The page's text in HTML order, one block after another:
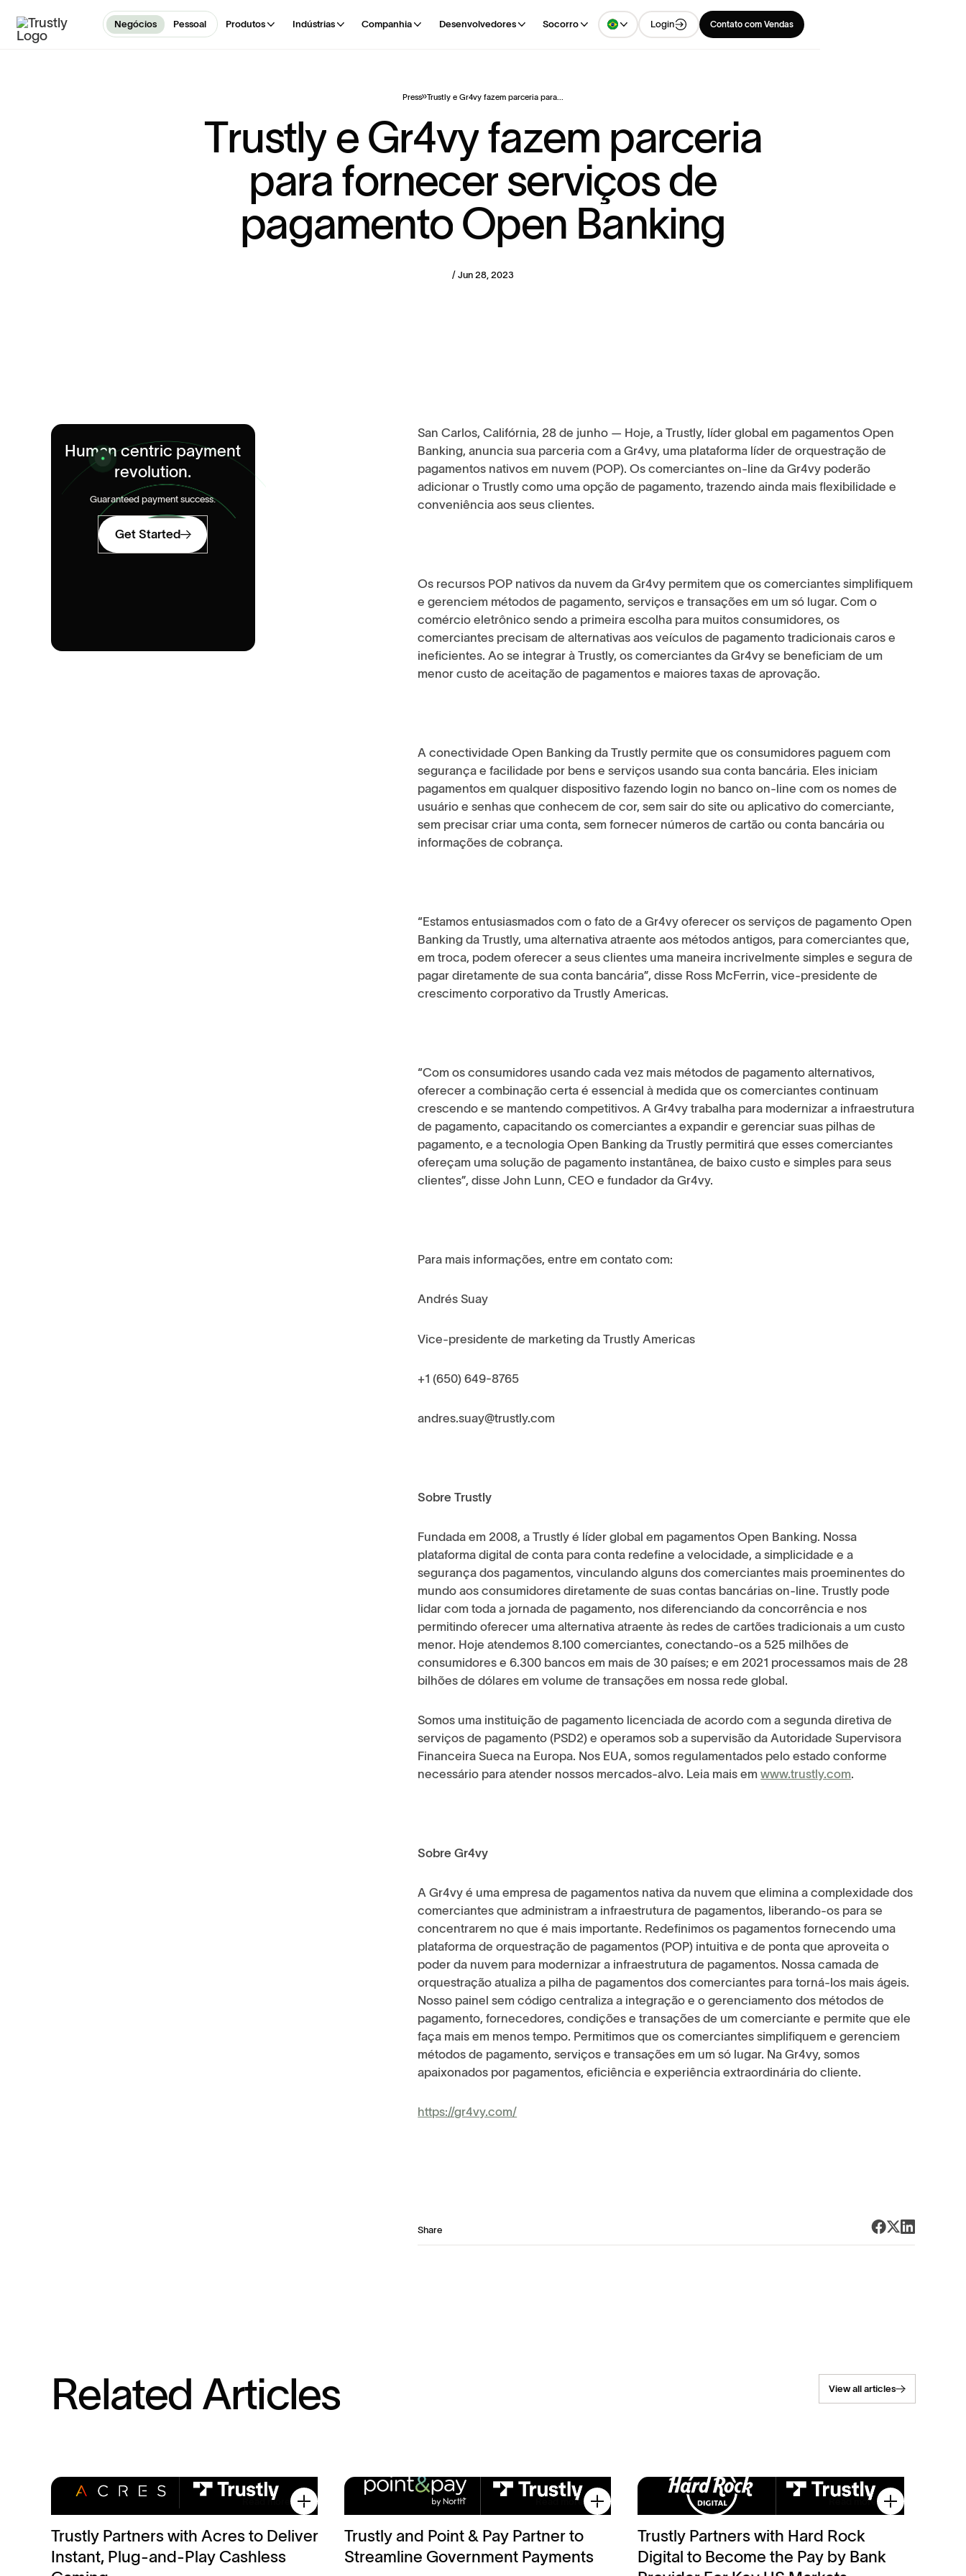
Negócios Pessoal Produtos Indústrias Companhia Desenvolvedores Socorro Login Contato com Vendas
Press Trustly e Gr4vy fazem parceria para...
Trustly e Gr4vyfazem parceria
para fornecer serviçosde
pagamento Open Banking
/ Jun 28, 2023
Human centric payment
revolution.
Guaranteed payment success.
Get Started
San Carlos, Califórnia, 28 de junho — Hoje, a Trustly, líder global em pagamentos Open
Banking, anuncia sua parceria com a Gr4vy, uma plataforma líder de orquestração de
pagamentos nativos em nuvem (POP). Os comerciantes on-line da Gr4vy poderão
adicionar o Trustly como uma opção de pagamento, trazendo ainda mais flexibilidade e
conveniência aos seus clientes.
Os recursos POP nativos da nuvem da Gr4vy permitem que os comerciantes simplifiquem
e gerenciem métodos de pagamento, serviços e transações em um só lugar. Com o
comércio eletrônico sendo a primeira escolha para muitos consumidores, os
comerciantes precisam de alternativas aos veículos de pagamento tradicionais caros e
ineficientes. Ao se integrar à Trustly, os comerciantes da Gr4vy se beneficiam de um
menor custo de aceitação de pagamentos e maiores taxas de aprovação.
A conectividade Open Banking da Trustly permite que os consumidores paguem com
segurança e facilidade por bens e serviços usando sua conta bancária. Eles iniciam
pagamentos em qualquer dispositivo fazendo login no banco on-line com os nomes de
usuário e senhas que conhecem de cor, sem sair do site ou aplicativo do comerciante,
sem precisar criar uma conta, sem fornecer números de cartão ou conta bancária ou
informações de cobrança.
“Estamos entusiasmados com o fato de a Gr4vy oferecer os serviços de pagamento Open
Banking da Trustly, uma alternativa atraente aos métodos antigos, para comerciantes que,
em troca, podem oferecer a seus clientes uma maneira incrivelmente simples e segura de
pagar diretamente de sua conta bancária”, disse Ross McFerrin, vice-presidente de
crescimento corporativo da Trustly Americas.
“Com os consumidores usando cada vez mais métodos de pagamento alternativos,
oferecer a combinação certa é essencial à medida que os comerciantes continuam
crescendo e se mantendo competitivos. A Gr4vy trabalha para modernizar a infraestrutura
de pagamento, capacitando os comerciantes a expandir e gerenciar suas pilhas de
pagamento, e a tecnologia Open Banking da Trustly permitirá que esses comerciantes
ofereçam uma solução de pagamento instantânea, de baixo custo e simples para seus
clientes”, disse John Lunn, CEO e fundador da Gr4vy.
Para mais informações, entre em contato com:
Andrés Suay
Vice-presidente de marketing da Trustly Americas
+1 (650) 649-8765
andres.suay@trustly.com
Sobre Trustly
Fundada em 2008, a Trustly é líder global em pagamentos Open Banking. Nossa
plataforma digital de conta para conta redefine a velocidade, a simplicidade e a
segurança dos pagamentos, vinculando alguns dos comerciantes mais proeminentes do
mundo aos consumidores diretamente de suas contas bancárias on-line. Trustly pode
lidar com toda a jornada de pagamento, nos diferenciando da concorrência e nos
permitindo oferecer uma alternativa atraente às redes de cartões tradicionais a um custo
menor. Hoje atendemos 8.100 comerciantes, conectando-os a 525 milhões de
consumidores e 6.300 bancos em mais de 30 países; e em 2021 processamos mais de 28
bilhões de dólares em volume de transações em nossa rede global.
Somos uma instituição de pagamento licenciada de acordo com a segunda diretiva de
serviços de pagamento (PSD2) e operamos sob a supervisão da Autoridade Supervisora
Financeira Sueca na Europa. Nos EUA, somos regulamentados pelo estado conforme
necessário para atender nossos mercados-alvo. Leia mais emwww.trustly.com.
Sobre Gr4vy
A Gr4vy é uma empresa de pagamentos nativa da nuvem que elimina a complexidade dos
comerciantes que administram a infraestrutura de pagamentos, liberando-os para se
concentrarem no que é mais importante. Redefinimos os pagamentos fornecendo uma
plataforma de orquestração de pagamentos (POP) intuitiva e de ponta que aproveita o
poder da nuvem para modernizar a infraestrutura de pagamentos. Nossa camada de
orquestração atualiza a pilha de pagamentos dos comerciantes para torná-los mais ágeis.
Nosso painel sem código centraliza a integração e o gerenciamento dos métodos de
pagamento, fornecedores, condições e transações de um comerciante e permite que ele
faça mais em menos tempo. Permitimos que os comerciantes simplifiquem e gerenciem
métodos de pagamento, serviços e transações em um só lugar. Na Gr4vy, somos
apaixonados por pagamentos, eficiência e experiência extraordinária do cliente.
https://gr4vy.com/
Share
Related Articles View all articles
Read more
Trustly Partners with Acres to Deliver
Instant, Plug-and-Play Cashless
Read more
Trustly and Point & Pay Partner to
Streamline Government Payments
Read more
Trustly Partners with Hard Rock
Digital to Become the Pay by Bank